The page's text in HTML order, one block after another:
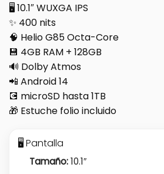
🖥️ 10.1″ WUXGA IPS
✨ 400 nits
🧠 Helio G85 Octa-Core
💾 4GB RAM + 128GB
🔊 Dolby Atmos
📲 Android 14
💽 microSD hasta 1TB
🎁 Estuche folio incluido
🖥️ Pantalla
Tamaño:10.1″